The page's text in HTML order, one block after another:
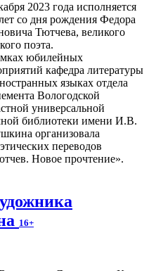
2023 года исполняется
со дня рождения Федора
Тютчева, великого
поэта.
юбилейных
кафедра литературы
языках отдела
Вологодской
универсальной
библиотеки имени И.В.
организовала
переводов
Новое прочтение».
16+